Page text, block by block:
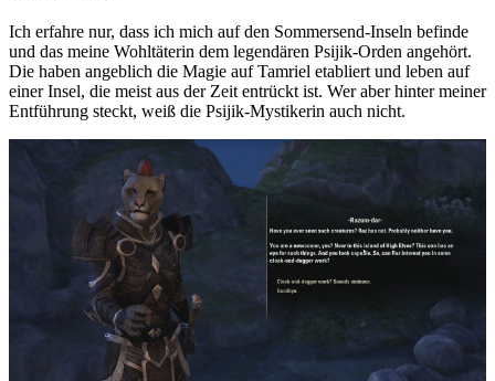
Ich erfahre nur, dass ich mich auf den Sommersend-Inseln befinde
und das meine Wohltäterin dem legendären Psijik-Orden angehört.
Die haben angeblich die Magie auf Tamriel etabliert und leben auf
einer Insel, die meist aus der Zeit entrückt ist. Wer aber hinter meiner
Entführung steckt, weiß die Psijik-Mystikerin auch nicht.